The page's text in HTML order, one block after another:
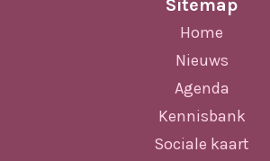
Sitemap
Home
Nieuws
Agenda
Kennisbank
Sociale kaart